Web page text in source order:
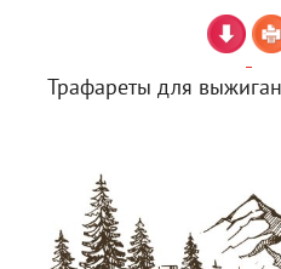
Трафареты для